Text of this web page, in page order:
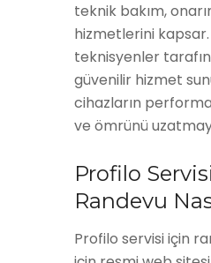
teknik bakım,
hizmetlerini
teknisyenler
güvenilir hizmet
cihazların
ve ömrünü
Profilo
Randevu
Profilo servisi için